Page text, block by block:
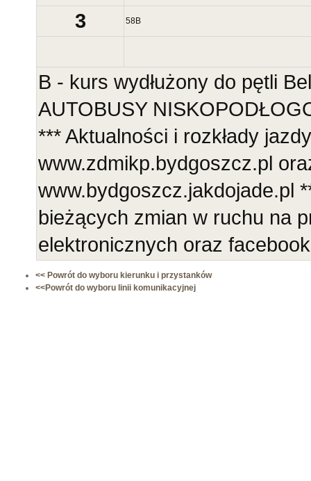
3 58B
B - kurs wydłużony do pętli
AUTOBUSY
*** Aktualności i rozkłady
www.zdmikp.bydgoszcz.pl
www.bydgoszcz.jakdojade.pl
bieżących zmian w ruchu na
elektronicznych oraz
<< Powrót do wyboru kierunku i przystanków
<<Powrót do wyboru linii komunikacyjnej